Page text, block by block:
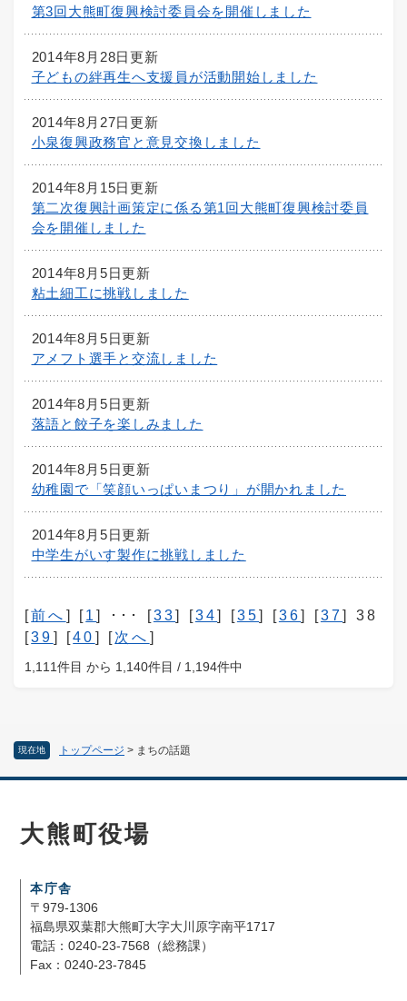
現在地 トップページ > まちの話題
第3回大熊町復興検討委員会を開催しました
2014年8月28日更新
子どもの絆再生へ支援員が活動開始しました
2014年8月27日更新
小泉復興政務官と意見交換しました
2014年8月15日更新
第二次復興計画策定に係る第1回大熊町復興検討委員
会を開催しました
2014年8月5日更新
粘土細工に挑戦しました
2014年8月5日更新
アメフト選手と交流しました
2014年8月5日更新
落語と餃子を楽しみました
2014年8月5日更新
幼稚園で「笑顔いっぱいまつり」が開かれました
2014年8月5日更新
中学生がいす製作に挑戦しました
[前へ ] [1] ･･･ [33] [34] [35] [36] [37] 38
[39 ] [40 ] [次へ ]
1,111件目 から 1,140件目 / 1,194件中
大熊町役場
本庁舎
〒979-1306
福島県双葉郡大熊町大字大川原字南平1717
電話：0240-23-7568（総務課）
Fax：0240-23-7845